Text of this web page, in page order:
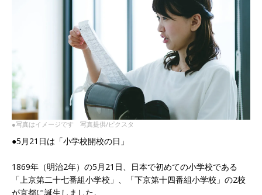
●写真はイメージです 写真提供/ピクスタ
●5月21日は「小学校開校の日」
1869年（明治2年）の5月21日、日本で初めての小学校である
「上京第二十七番組小学校」、「下京第十四番組小学校」の2校
が京都に誕生しました。